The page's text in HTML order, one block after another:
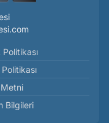
Politikası
Bilgileri